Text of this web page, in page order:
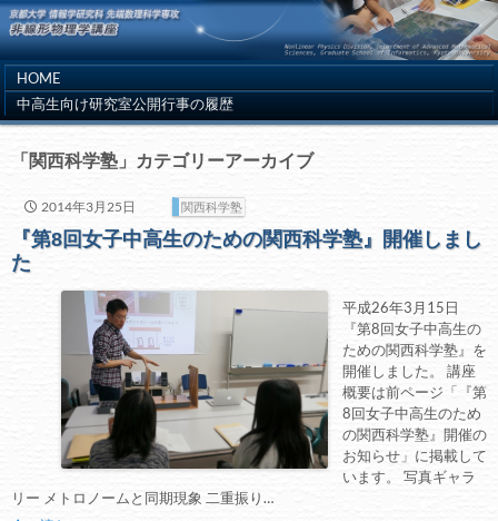
HOME
中高生向け研究室公開行事の履歴
「関西科学塾」カテゴリーアーカイブ
2014年3月25日 関西科学塾
『第8回女子中高生のための関西科学塾』開催しまし
た
平成26年3月15日
『第8回女子中高生の
ための関西科学塾』を
開催しました。 講座
概要は前ページ「『第
8回女子中高生のため
の関西科学塾』開催の
お知らせ」に掲載して
います。 写真ギャラ
リー メトロノームと同期現象 二重振り…